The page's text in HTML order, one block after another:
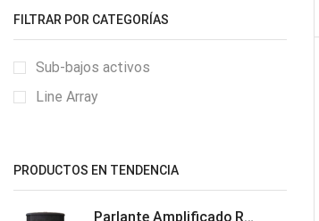
FILTRAR POR CATEGORÍAS
Sub-bajos activos
Line Array
PRODUCTOS EN TENDENCIA
Parlante Amplificado Recargable BT | Italy Audio ITL-PRO11